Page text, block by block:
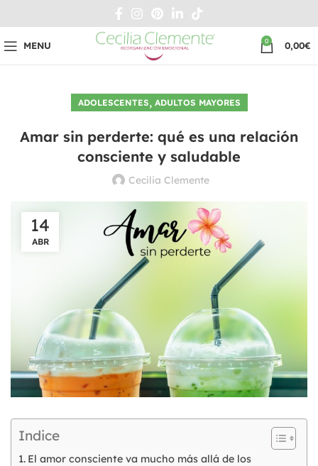
MENU 0 0,00€
ADOLESCENTES, ADULTOS MAYORES
Amar sin perderte: qué es una relación
consciente y saludable
Cecilia Clemente
14
ABR
Indice
El amor consciente va mucho más allá de los